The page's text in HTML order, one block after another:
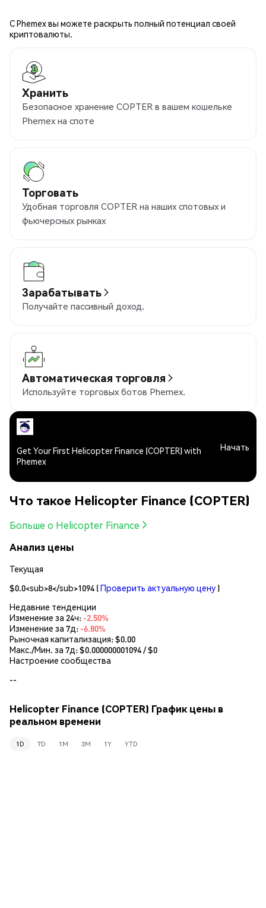
С Phemex вы можете раскрыть полный потенциал своей
криптовалюты.
Хранить
Безопасное хранение COPTER в вашем кошельке
Phemex на споте
Торговать
Удобная торговля COPTER на наших спотовых и
фьючерсных рынках
Зарабатывать
Получайте пассивный доход.
Автоматическая торговля
Используйте торговых ботов Phemex.
Get Your First Helicopter Finance (COPTER) with
Phemex
Начать
Что такое Helicopter Finance (COPTER)
Больше о Helicopter Finance
Анализ цены
Текущая
$0.0<sub>8</sub>1094 (Проверить актуальную цену )
Недавние тенденции
Изменение за 24ч: -2.50%
Изменение за 7д: -6.80%
Рыночная капитализация:$0.00
Макс./Мин. за 7д: $0.000000001094 / $0
Настроение сообщества
--
Helicopter Finance (COPTER) График цены в
реальном времени
1D 7D 1M 3M 1Y YTD